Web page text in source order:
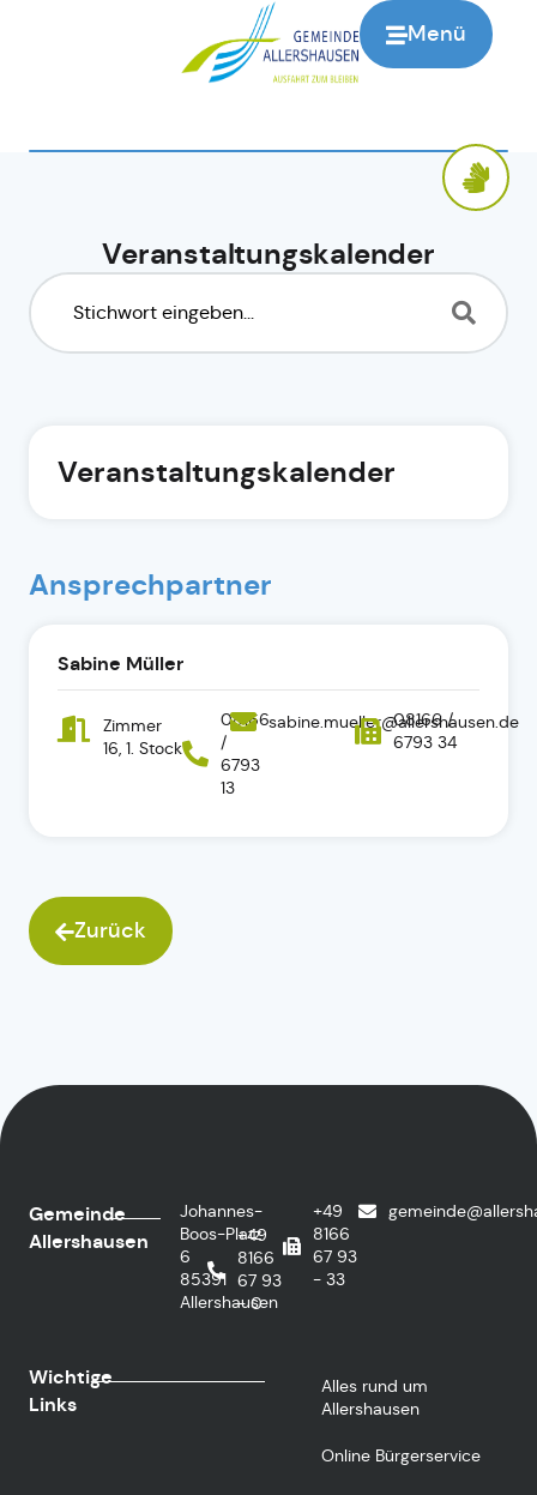
Menü
Veranstaltungskalender
Veranstaltungskalender
Ansprechpartner
Sabine Müller
Zimmer
16, 1. Stock
08166
/
6793
13
sabine.mueller@allershausen.de
08166 /
6793 34
Zurück
Gemeinde
Allershausen
Johannes-
Boos-Platz
6
85391
Allershausen
+49
8166
67 93
- 0
+49
8166
67 93
- 33
Wichtige
Links
Alles rund um
Allershausen
Online Bürgerservice